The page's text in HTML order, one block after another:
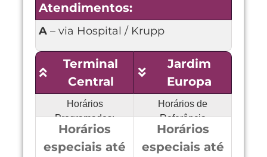
Atendimentos:
A – via Hospital / Krupp
Terminal
Central
Jardim
Europa
Horários
Programados:
Horários de
Referência
Horários
especiais até
Horários
especiais até